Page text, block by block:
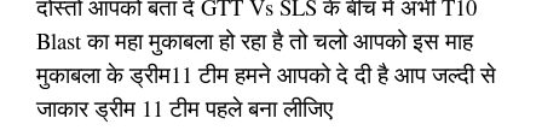
दोस्तों आपको बता दे GTT Vs SLS के बीच में अभी T10
Blast का महा मुकाबला हो रहा है तो चलो आपको इस माह
मुकाबला के ड्रीम11 टीम हमने आपको दे दी है आप जल्दी से
जाकार ड्रीम 11 टीम पहले बना लीजिए